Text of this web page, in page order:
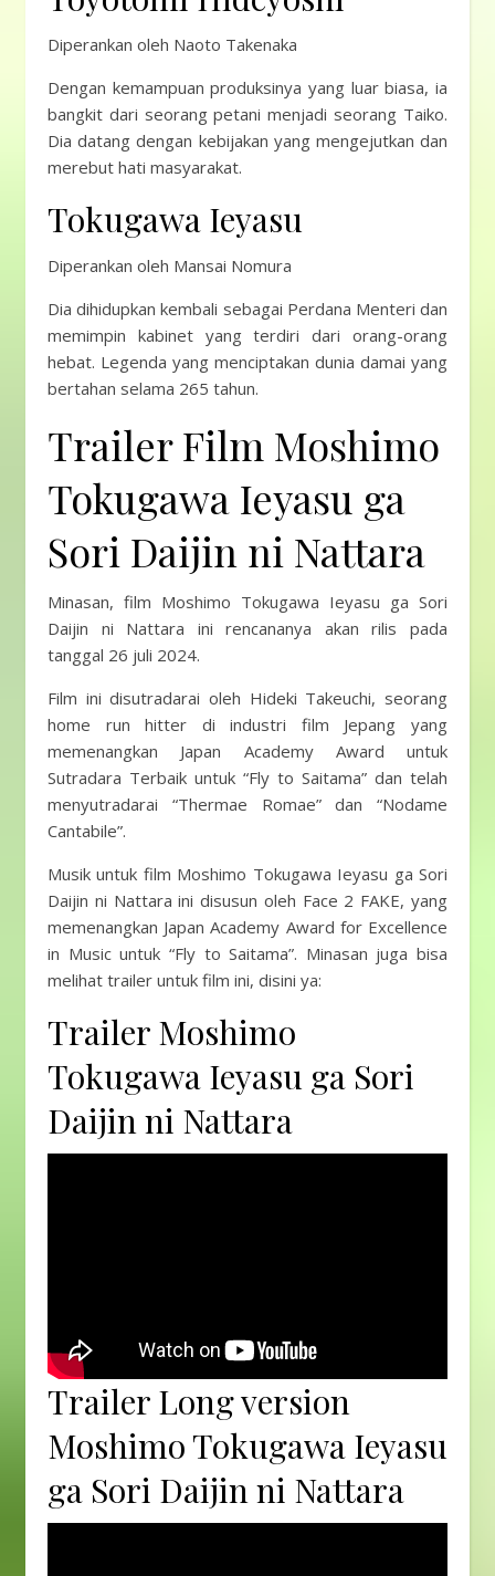
Diperankan oleh Naoto Takenaka
Dengan kemampuan produksinya yang luar biasa, ia
bangkit dari seorang petani menjadi seorang Taiko.
Dia datang dengan kebijakan yang mengejutkan dan
merebut hati masyarakat.
Tokugawa Ieyasu
Diperankan oleh Mansai Nomura
Dia dihidupkan kembali sebagai Perdana Menteri dan
memimpin kabinet yang terdiri dari orang-orang
hebat. Legenda yang menciptakan dunia damai yang
bertahan selama 265 tahun.
Trailer Film Moshimo
Tokugawa Ieyasu ga
Sori Daijin ni Nattara
Minasan, film Moshimo Tokugawa Ieyasu ga Sori
Daijin ni Nattara ini rencananya akan rilis pada
tanggal 26 juli 2024.
Film ini disutradarai oleh Hideki Takeuchi, seorang
home run hitter di industri film Jepang yang
memenangkan Japan Academy Award untuk
Sutradara Terbaik untuk “Fly to Saitama” dan telah
menyutradarai “Thermae Romae” dan “Nodame
Cantabile”.
Musik untuk film Moshimo Tokugawa Ieyasu ga Sori
Daijin ni Nattara ini disusun oleh Face 2 FAKE, yang
memenangkan Japan Academy Award for Excellence
in Music untuk “Fly to Saitama”. Minasan juga bisa
melihat trailer untuk film ini, disini ya:
Trailer Moshimo
Tokugawa Ieyasu ga Sori
Daijin ni Nattara
Trailer Long version
Moshimo Tokugawa Ieyasu
ga Sori Daijin ni Nattara